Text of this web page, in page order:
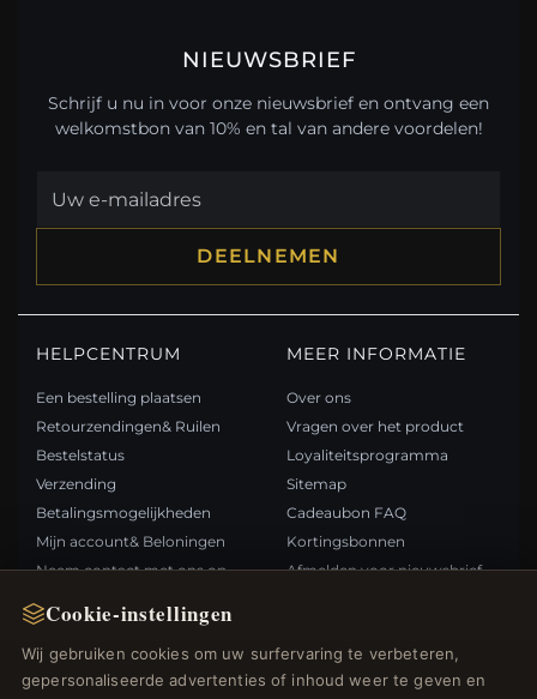
Cookie-instellingen
Wij gebruiken cookies om uw surfervaring te verbeteren,
gepersonaliseerde advertenties of inhoud weer te geven en
NIEUWSBRIEF
Schrijf u nu in voor onze nieuwsbrief en ontvang een
welkomstbon van 10% en tal van andere voordelen!
DEELNEMEN
HELPCENTRUM
Een bestelling plaatsen
Retourzendingen& Ruilen
Bestelstatus
Verzending
Betalingsmogelijkheden
Mijn account& Beloningen
Neem contact met ons op
MEER INFORMATIE
Over ons
Vragen over het product
Loyaliteitsprogramma
Sitemap
Cadeaubon FAQ
Kortingsbonnen
Afmelden voor nieuwsbrief
Nieuwe producten